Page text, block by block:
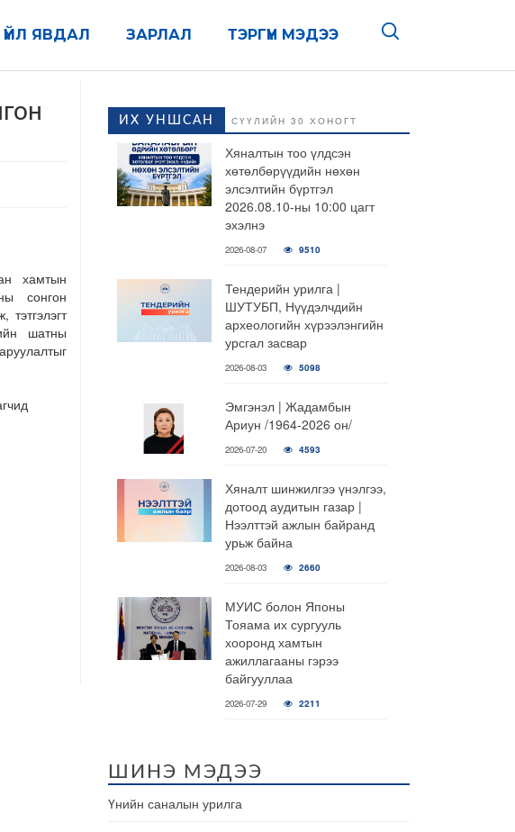
ТЭРГҮҮН МЭДЭЭ
ЗАРЛАЛ
ҮЙЛ ЯВДАЛ
хамтын
сонгон
шатны
ИХ УНШСАН СҮҮЛИЙН 30 ХОНОГТ
Хяналтын тоо үлдсэн
хөтөлбөрүүдийн нөхөн
элсэлтийн бүртгэл
2026.08.10-ны 10:00 цагт
эхэлнэ
2026-08-07 9510
Тендерийн урилга |
ШУТУБП, Нүүдэлчдийн
археологийн хүрээлэнгийн
урсгал засвар
2026-08-03 5098
Эмгэнэл | Жадамбын
Ариун /1964-2026 он/
2026-07-20 4593
Хяналт шинжилгээ үнэлгээ,
дотоод аудитын газар |
Нээлттэй ажлын байранд
урьж байна
2026-08-03 2660
МУИС болон Японы
Тояама их сургууль
хооронд хамтын
ажиллагааны гэрээ
байгууллаа
2026-07-29 2211
ШИНЭ МЭДЭЭ
Үнийн саналын урилга